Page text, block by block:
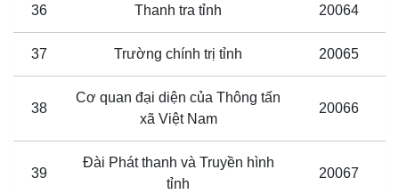
36 Thanh tra tỉnh 20064
37 Trường chính trị tỉnh 20065
38
Cơ quan đại diện của Thông tấn
xã Việt Nam
20066
39
Đài Phát thanh và Truyền hình
tỉnh
20067